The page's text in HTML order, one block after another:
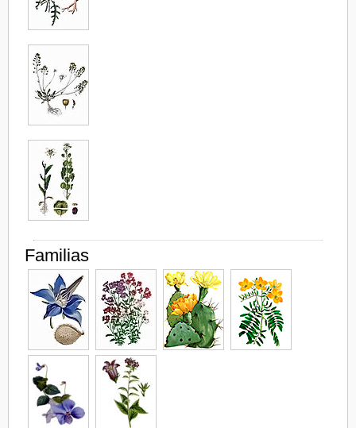
Familias